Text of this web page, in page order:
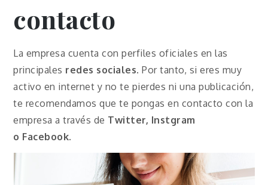
contacto
La empresa cuenta con perfiles oficiales en las
principales redes sociales. Por tanto, si eres muy
activo en internet y no te pierdes ni una publicación,
te recomendamos que te pongas en contacto con la
empresa a través de Twitter, Instgram
o Facebook.